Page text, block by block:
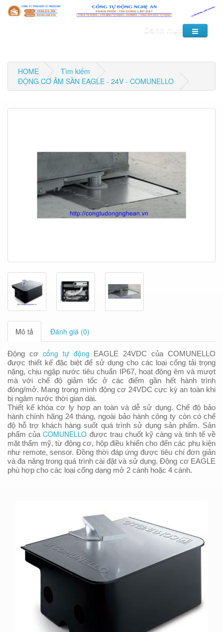
Danh mục
HOME
Tìm kiếm
ĐỘNG CƠ ÂM SÀN EAGLE - 24V - COMUNELLO
Mô tả Đánh giá (0)
Động cơ cổng tự động EAGLE 24VDC của COMUNELLO
được thiết kế đặc biệt để sử dụng cho các loại cổng tải trọng
nặng, chịu ngập nước tiêu chuẩn IP67, hoạt động êm và mượt
mà với chế độ giảm tốc ở các điểm gần hết hành trình
đóng/mở. Mang trong mình động cơ 24VDC cực kỳ an toàn khi
bị ngâm nước thời gian dài.
Thiết kế khóa cơ ly hợp an toàn và dễ sử dụng. Chế độ bảo
hành chính hãng 24 tháng, ngoài bảo hành công ty còn có chế
độ hỗ trợ khách hàng suốt quá trình sử dụng sản phẩm. Sản
phẩm củaCOMUNELLO được trau chuốt kỹ càng và tinh tế về
mặt thẩm mỹ, từ động cơ, hộp điều khiển cho đến các phụ kiện
như remote, sensor. Đồng thời đáp ứng được tiêu chí đơn giản
và đa năng trong quá trình cài đặt và sử dụng. Động cơ EAGLE
phù hợp cho các loại cổng dạng mở 2 cánh hoặc 4 cánh.